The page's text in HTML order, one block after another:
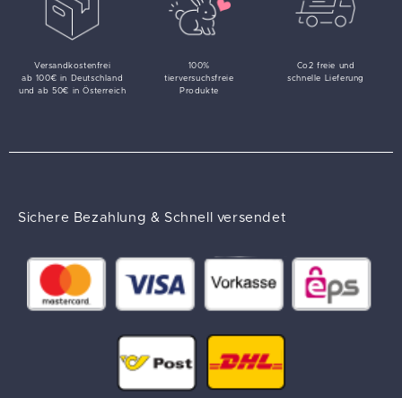
Versandkostenfrei
ab 100€ in Deutschland
und ab 50€ in Österreich
100%
tierversuchsfreie
Produkte
Co2 freie und
schnelle Lieferung
Sichere Bezahlung & Schnell versendet